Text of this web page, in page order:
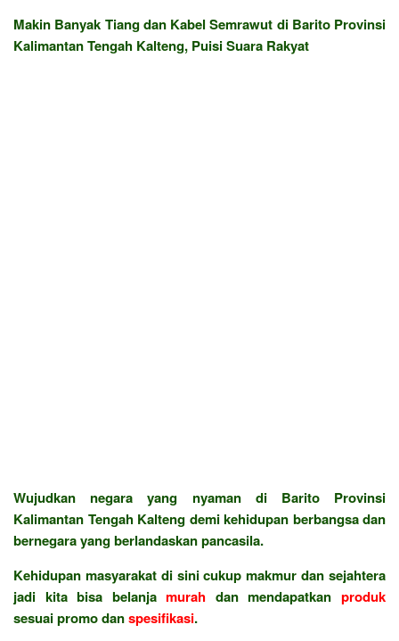
Makin Banyak Tiang dan Kabel Semrawut di Barito Provinsi
Kalimantan Tengah Kalteng, Puisi Suara Rakyat
Wujudkan negara yang nyaman di Barito Provinsi
Kalimantan Tengah Kalteng demi kehidupan berbangsa dan
bernegara yang berlandaskan pancasila.
Kehidupan masyarakat di sini cukup makmur dan sejahtera
jadi kita bisa belanjamurah dan mendapatkanproduk
sesuai promo danspesifikasi.